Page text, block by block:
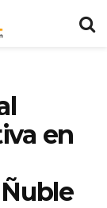
en